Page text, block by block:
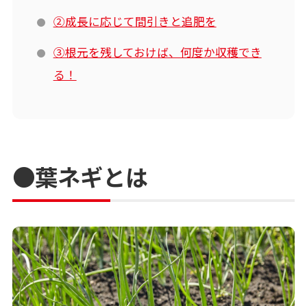
②成長に応じて間引きと追肥を
③根元を残しておけば、何度か収穫でき
る！
●葉ネギとは